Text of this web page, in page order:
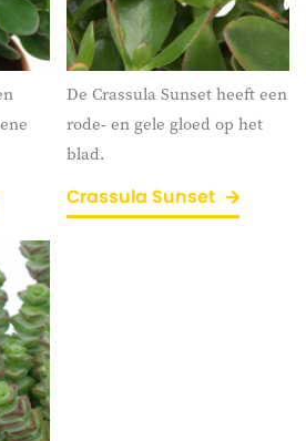
De Crassula Sunset heeft een
rode- en gele gloed op het
blad.
Crassula Sunset